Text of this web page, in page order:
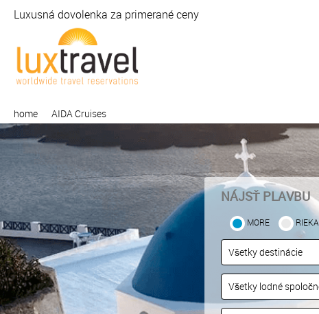
home AIDA Cruises
Luxusná dovolenka za primerané ceny
NÁJSŤ PLAVBU
MORE RIEKA